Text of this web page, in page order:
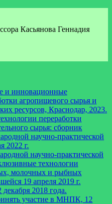
Касьянова Геннадия
инновационные
агропищевого сырья и
ресурсов, Краснодар, 2023.
переработки
сырья: сборник
научно-практической
2022 г.
научно-практической
технологии
молочных и рыбных
19 апреля 2019 г.
2018 года.
участие в МНПК, 12